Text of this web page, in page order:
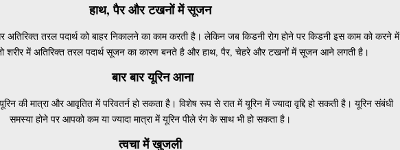
हाथ, पैर और टखनों में सूजन
अतिरिक्त तरल पदार्थ को बाहर निकालने का काम करती है। लेकिन जब किडनी रोग होने पर किडनी इस काम को करने में
शरीर में अतिरिक्त तरल पदार्थ सूजन का कारण बनते है और हाथ, पैर, चेहरे और टखनों में सूजन आने लगती है।
बार बार यूरिन आना
की मात्रा और आवृतित में परिवतर्न हो सकता है। विशेष रूप से रात में यूरिन में ज्यादा वृद्दि हो सकती है। यूरिन संबंधी
समस्या होने पर आपको कम या ज्यादा मात्रा में यूरिन पीले रंग के साथ भी हो सकता है।
त्वचा में खुजली